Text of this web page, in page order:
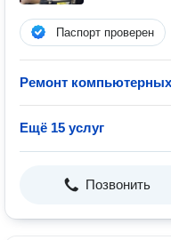
Паспорт проверен
Ремонт
Ещё 15 услуг
Позвонить